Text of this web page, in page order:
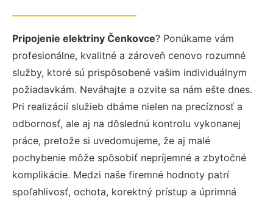
Pripojenie elektriny Čenkovce? Ponúkame vám
profesionálne, kvalitné a zároveň cenovo rozumné
služby, ktoré sú prispôsobené vašim individuálnym
požiadavkám. Neváhajte a ozvite sa nám ešte dnes.
Pri realizácií služieb dbáme nielen na precíznosť a
odbornosť, ale aj na dôslednú kontrolu vykonanej
práce, pretože si uvedomujeme, že aj malé
pochybenie môže spôsobiť nepríjemné a zbytočné
komplikácie. Medzi naše firemné hodnoty patrí
spoľahlivosť, ochota, korektný prístup a úprimná